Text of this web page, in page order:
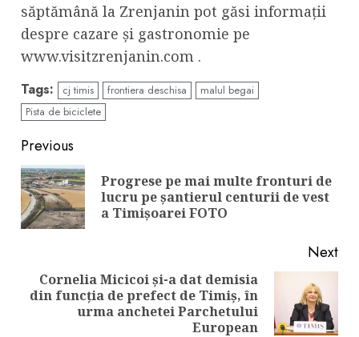
săptămână la Zrenjanin pot găsi informații
despre cazare și gastronomie pe
www.visitzrenjanin.com .
Tags: cj timis frontiera deschisa
malul begai
Pista de biciclete
Continue
Reading
Previous
Progrese pe mai multe fronturi de
lucru pe șantierul centurii de vest
a Timișoarei FOTO
Next
Next
Cornelia Micicoi și-a dat demisia
din funcția de prefect de Timiș, în
urma anchetei Parchetului
European